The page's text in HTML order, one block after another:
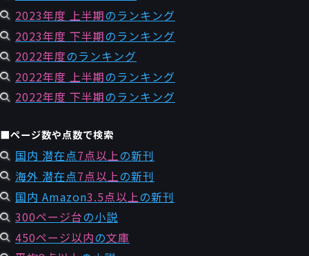
2023年度 上半期のランキング
2023年度 下半期のランキング
2022年度のランキング
2022年度 上半期のランキング
2022年度 下半期のランキング
■ページ数や点数で検索
国内 潜在点7点以上の新刊
海外 潜在点7点以上の新刊
国内 Amazon3.5点以上の新刊
300ページ台の小説
450ページ以内の文庫